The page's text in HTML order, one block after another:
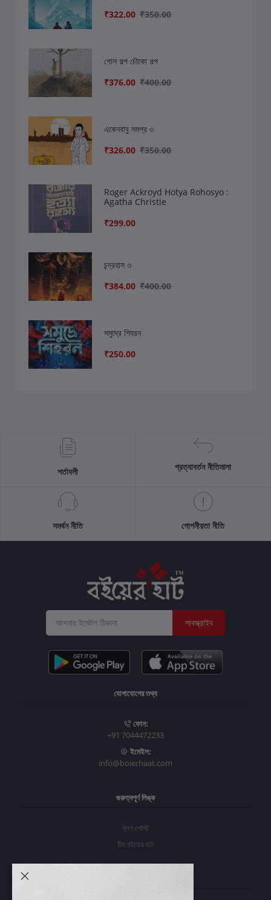
₹322.00 ₹350.00
গোল‌ গল্প চৌকো‌ গল্প
₹376.00 ₹400.00
একেনবাবু সমগ্র ৩
₹326.00 ₹350.00
Roger Ackroyd Hotya Rohosyo :
Agatha Christie
₹299.00
চন্দ্রহাস ৩
₹384.00 ₹400.00
সমুদ্রে শিহরন
₹250.00
শর্তাবলী প্রত্যাবর্তন নীতিমালা
সমর্থন নীতি গোপনীয়তা নীতি
সাবস্ক্রাইব
যোগাযোগের তথ্য
ফোন:
+91 7044472233
ইমেইল:
info@boierhaat.com
গুরুত্বপূর্ণ লিঙ্ক
ব্লগ পোস্ট
টিম বইয়ের হাট